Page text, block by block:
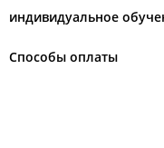
индивидуальное
Способы оплаты